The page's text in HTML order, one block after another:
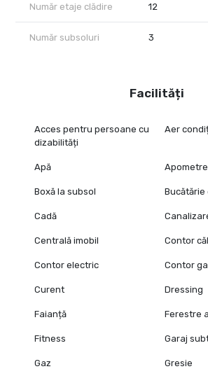
Număr etaje clădire 12
Număr subsoluri 3
Facilități
Acces pentru persoane cu
dizabilități
Aer
Apă Apometre
Boxă la subsol Bucătărie
Cadă
Centrală imobil Contor
Contor electric Contor
Curent Dressing
Faianță Ferestre
Fitness Garaj
Gaz Gresie